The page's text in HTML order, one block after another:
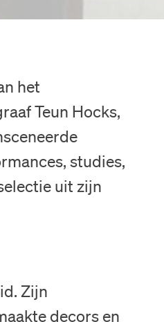
het
Teun Hocks,
studies,
uit zijn
Zijn
decors en